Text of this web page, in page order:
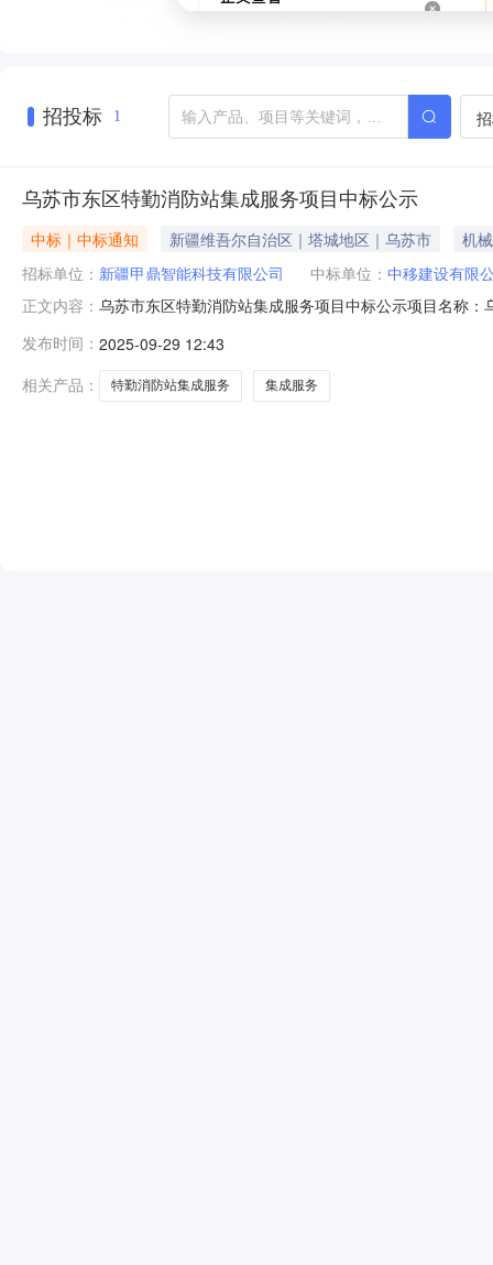
招投标 1
乌苏市东区特勤消防站集成服务项目中标公示
中标｜中标通知 新疆维吾尔自治区｜塔城地区｜乌苏市
机
招标单位： 新疆甲鼎智能科技有限公司 中标单位： 中移建设有限
正文内容： 乌苏市东区特勤消防站集成服务项目中标公示项目名称
人：封凯联系电话：0901-6267798此中标公示自发布之
发布时间： 2025-09-29 12:43
相关产品：
特勤消防站集成服务 集成服务